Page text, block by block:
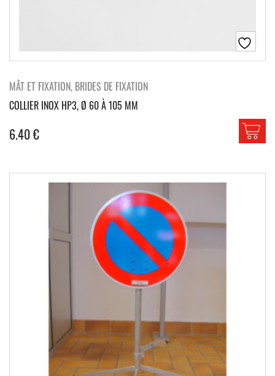
MÂT ET FIXATION, BRIDES DE FIXATION
COLLIER INOX HP3, Ø 60 À 105 MM
6.40€